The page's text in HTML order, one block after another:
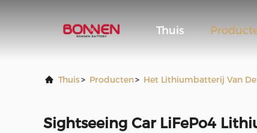
Thuis
Thuis> Producten> Het Lithiumbatterij Van
Sightseeing Car LiFePo4